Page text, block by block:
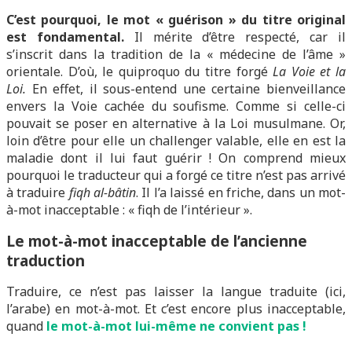
C’est pourquoi, le mot « guérison » du titre original
est fondamental.Il mérite d’être respecté, car il
s’inscrit dans la tradition de la « médecine de l’âme »
orientale. D’où, le quiproquo du titre forgéLa Voie et la
Loi. En effet, il sous-entend une certaine bienveillance
envers la Voie cachée du soufisme. Comme si celle-ci
pouvait se poser en alternative à la Loi musulmane. Or,
loin d’être pour elle un challenger valable, elle en est la
maladie dont il lui faut guérir ! On comprend mieux
pourquoi le traducteur qui a forgé ce titre n’est pas arrivé
à traduire fiqh al-bâtin. Il l’a laissé en friche, dans un mot-
à-mot inacceptable : « fiqh de l’intérieur ».
Le mot-à-mot inacceptable de l’ancienne
traduction
Traduire, ce n’est pas laisser la langue traduite (ici,
l’arabe) en mot-à-mot. Et c’est encore plus inacceptable,
quand le mot-à-mot lui-même ne convient pas !